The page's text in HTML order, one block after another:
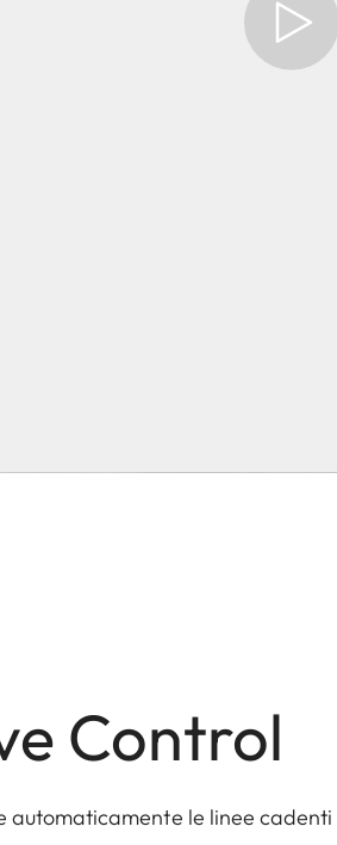
Control
automaticamente le linee